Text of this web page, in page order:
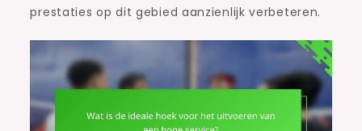
prestaties op dit gebied aanzienlijk verbeteren.